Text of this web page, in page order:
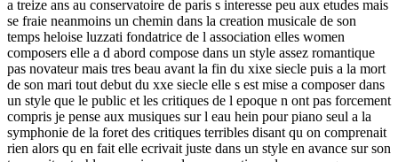
a treize ans au conservatoire de paris s interesse peu aux etudes mais
se fraie neanmoins un chemin dans la creation musicale de son
temps heloise luzzati fondatrice de l association elles women
composers elle a d abord compose dans un style assez romantique
pas novateur mais tres beau avant la fin du xixe siecle puis a la mort
de son mari tout debut du xxe siecle elle s est mise a composer dans
un style que le public et les critiques de l epoque n ont pas forcement
compris je pense aux musiques sur l eau hein pour piano seul a la
symphonie de la foret des critiques terribles disant qu on comprenait
rien alors qu en fait elle ecrivait juste dans un style en avance sur son